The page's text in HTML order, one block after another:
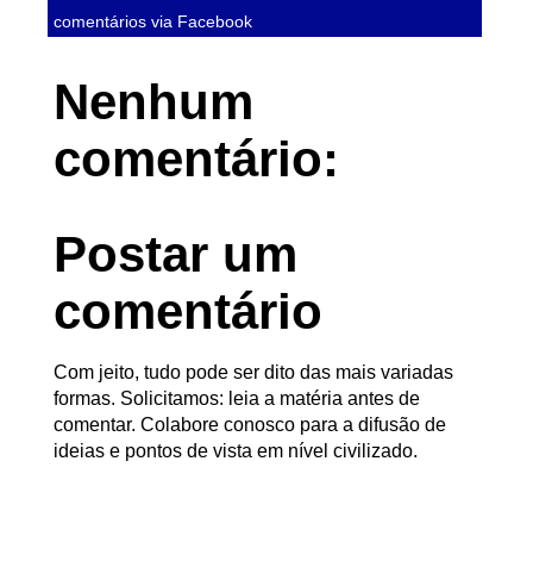
comentários via Facebook
Nenhum
comentário:
Postar um
comentário
Com jeito, tudo pode ser dito das mais variadas
formas. Solicitamos: leia a matéria antes de
comentar. Colabore conosco para a difusão de
ideias e pontos de vista em nível civilizado.